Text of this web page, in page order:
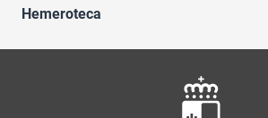
Hemeroteca